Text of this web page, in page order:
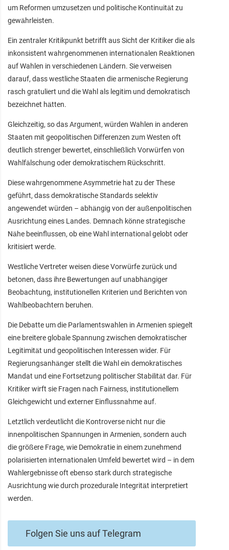
um Reformen umzusetzen und politische Kontinuität zu
gewährleisten.
Ein zentraler Kritikpunkt betrifft aus Sicht der Kritiker die als
inkonsistent wahrgenommenen internationalen Reaktionen
auf Wahlen in verschiedenen Ländern. Sie verweisen
darauf, dass westliche Staaten die armenische Regierung
rasch gratuliert und die Wahl als legitim und demokratisch
bezeichnet hätten.
Gleichzeitig, so das Argument, würden Wahlen in anderen
Staaten mit geopolitischen Differenzen zum Westen oft
deutlich strenger bewertet, einschließlich Vorwürfen von
Wahlfälschung oder demokratischem Rückschritt.
Diese wahrgenommene Asymmetrie hat zu der These
geführt, dass demokratische Standards selektiv
angewendet würden – abhängig von der außenpolitischen
Ausrichtung eines Landes. Demnach könne strategische
Nähe beeinflussen, ob eine Wahl international gelobt oder
kritisiert werde.
Westliche Vertreter weisen diese Vorwürfe zurück und
betonen, dass ihre Bewertungen auf unabhängiger
Beobachtung, institutionellen Kriterien und Berichten von
Wahlbeobachtern beruhen.
Die Debatte um die Parlamentswahlen in Armenien spiegelt
eine breitere globale Spannung zwischen demokratischer
Legitimität und geopolitischen Interessen wider. Für
Regierungsanhänger stellt die Wahl ein demokratisches
Mandat und eine Fortsetzung politischer Stabilität dar. Für
Kritiker wirft sie Fragen nach Fairness, institutionellem
Gleichgewicht und externer Einflussnahme auf.
Letztlich verdeutlicht die Kontroverse nicht nur die
innenpolitischen Spannungen in Armenien, sondern auch
die größere Frage, wie Demokratie in einem zunehmend
polarisierten internationalen Umfeld bewertet wird – in dem
Wahlergebnisse oft ebenso stark durch strategische
Ausrichtung wie durch prozedurale Integrität interpretiert
werden.
Folgen Sie uns auf Telegram